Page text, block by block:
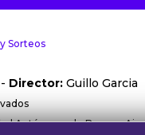
Sorteos
Director: Guillo Garcia
Autónoma de Buenos